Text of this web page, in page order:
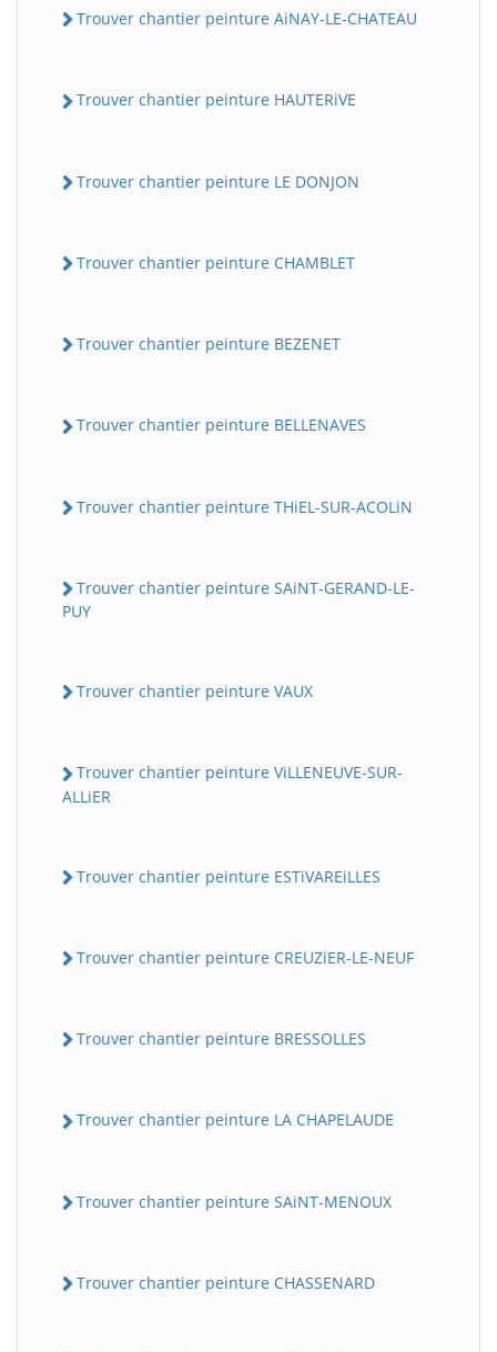
Trouver chantier peinture AiNAY-LE-CHATEAU
Trouver chantier peinture HAUTERiVE
Trouver chantier peinture LE DONJON
Trouver chantier peinture CHAMBLET
Trouver chantier peinture BEZENET
Trouver chantier peinture BELLENAVES
Trouver chantier peinture THiEL-SUR-ACOLiN
Trouver chantier peinture SAiNT-GERAND-LE-
PUY
Trouver chantier peinture VAUX
Trouver chantier peinture ViLLENEUVE-SUR-
ALLiER
Trouver chantier peinture ESTiVAREiLLES
Trouver chantier peinture CREUZiER-LE-NEUF
Trouver chantier peinture BRESSOLLES
Trouver chantier peinture LA CHAPELAUDE
Trouver chantier peinture SAiNT-MENOUX
Trouver chantier peinture CHASSENARD